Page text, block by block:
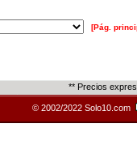
[Pág.
** Precios
© 2002/2022 Solo10.com